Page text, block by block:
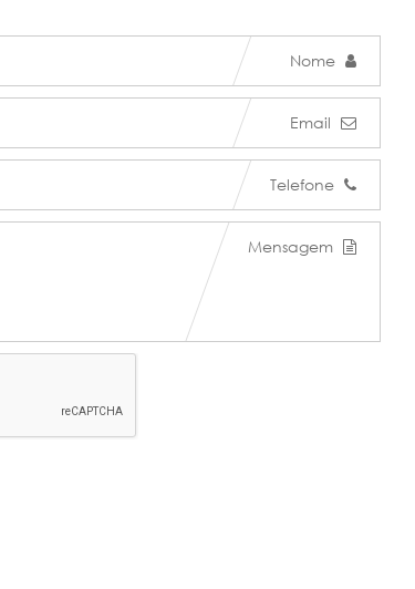
Nome
Email
Telefone
Mensagem